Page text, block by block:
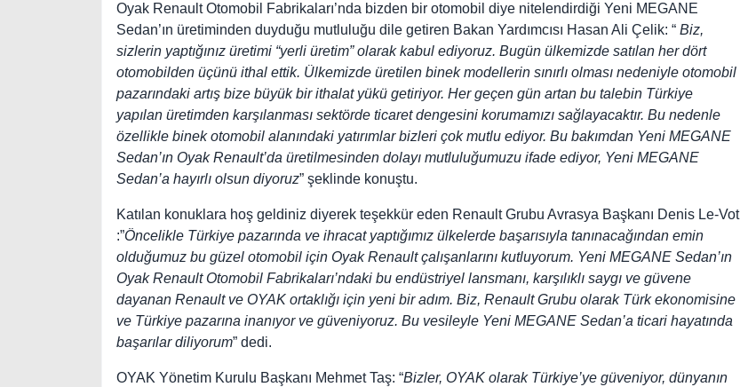
Oyak Renault Otomobil Fabrikaları’nda bizden bir otomobil diye nitelendirdiği Yeni MEGANE
Sedan’ın üretiminden duyduğu mutluluğu dile getiren Bakan Yardımcısı Hasan Ali Çelik: “ Biz,
sizlerin yaptığınız üretimi “yerli üretim” olarak kabul ediyoruz. Bugün ülkemizde satılan her dört
otomobilden üçünü ithal ettik. Ülkemizde üretilen binek modellerin sınırlı olması nedeniyle otomobil
pazarındaki artış bize büyük bir ithalat yükü getiriyor. Her geçen gün artan bu talebin Türkiye
yapılan üretimden karşılanması sektörde ticaret dengesini korumamızı sağlayacaktır. Bu nedenle
özellikle binek otomobil alanındaki yatırımlar bizleri çok mutlu ediyor. Bu bakımdan Yeni MEGANE
Sedan’ın Oyak Renault’da üretilmesinden dolayı mutluluğumuzu ifade ediyor, Yeni MEGANE
Sedan’a hayırlı olsun diyoruz” şeklinde konuştu.
Katılan konuklara hoş geldiniz diyerek teşekkür eden Renault Grubu Avrasya Başkanı Denis Le-Vot
:”Öncelikle Türkiye pazarında ve ihracat yaptığımız ülkelerde başarısıyla tanınacağından emin
olduğumuz bu güzel otomobil için Oyak Renault çalışanlarını kutluyorum. Yeni MEGANE Sedan’ın
Oyak Renault Otomobil Fabrikaları’ndaki bu endüstriyel lansmanı, karşılıklı saygı ve güvene
dayanan Renault ve OYAK ortaklığı için yeni bir adım. Biz, Renault Grubu olarak Türk ekonomisine
ve Türkiye pazarına inanıyor ve güveniyoruz. Bu vesileyle Yeni MEGANE Sedan’a ticari hayatında
başarılar diliyorum” dedi.
OYAK Yönetim Kurulu Başkanı Mehmet Taş: “Bizler, OYAK olarak Türkiye’ye güveniyor, dünyanın